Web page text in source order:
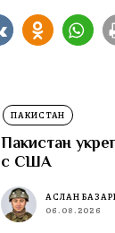
ПАКИСТАН
Пакистан
с США
АСЛАН
06.08.2026